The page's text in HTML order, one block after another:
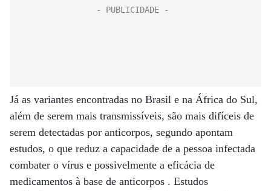
Já as variantes encontradas no Brasil e na África do Sul,
além de serem mais transmissíveis, são mais difíceis de
serem detectadas por anticorpos, segundo apontam
estudos, o que reduz a capacidade de a pessoa infectada
combater o vírus e possivelmente a eficácia de
medicamentos à base de anticorpos . Estudos